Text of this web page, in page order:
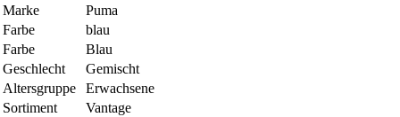
Marke
Puma
Farbe
blau
Farbe
Blau
Geschlecht
Gemischt
Altersgruppe
Erwachsene
Sortiment
Vantage